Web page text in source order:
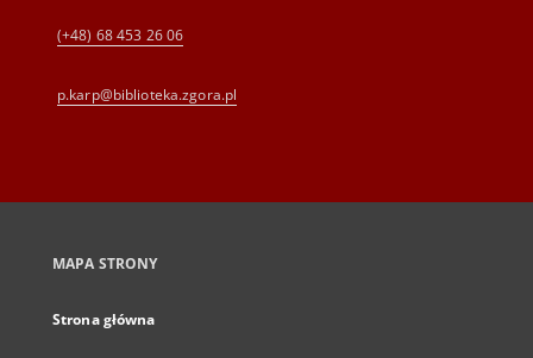
(+48) 68 453 26 06
p.karp@biblioteka.zgora.pl
MAPA STRONY
Strona główna